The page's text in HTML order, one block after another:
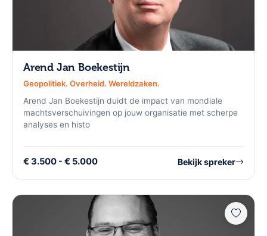
Arend Jan Boekestijn
Geopolitiek. Overheid. Wereldzaken.
Arend Jan Boekestijn duidt de impact van mondiale
machtsverschuivingen op jouw organisatie met scherpe
analyses en histo
€ 3.500 - € 5.000 Bekijk spreker